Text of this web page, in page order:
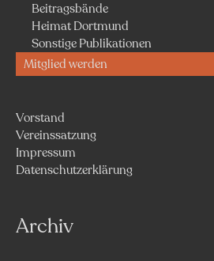
Beitragsbände
Heimat Dortmund
Sonstige Publikationen
Mitglied werden
Vorstand
Vereinssatzung
Impressum
Datenschutzerklärung
Archiv